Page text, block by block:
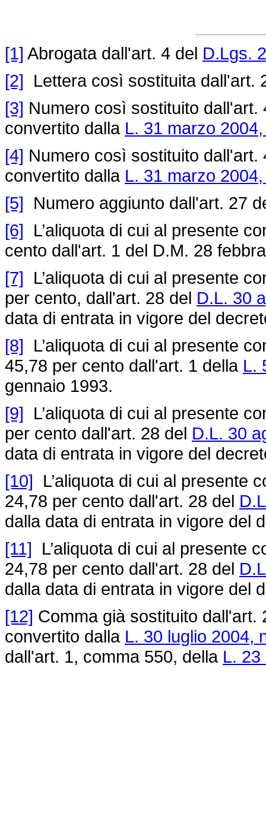
[1] Abrogata dall'art. 4 del D.Lgs.
[2] Lettera così sostituita dall'art.
[3] Numero così sostituito
convertito dalla L. 31 marzo
[4] Numero così sostituito
convertito dalla L. 31 marzo
[5] Numero aggiunto dall'art. 27
[6] L’aliquota di cui al presente
cento dall'art. 1 del D.M. 28
[7] L’aliquota di cui al presente
per cento, dall'art. 28 del D.L. 30
data di entrata in vigore del
[8] L’aliquota di cui al presente
45,78 per cento dall'art. 1 della L.
gennaio 1993.
[9] L’aliquota di cui al presente
per cento dall'art. 28 del D.L. 30
data di entrata in vigore del
[10] L’aliquota di cui al presente
24,78 per cento dall'art. 28 del
dalla data di entrata in vigore del
[11] L’aliquota di cui al presente
24,78 per cento dall'art. 28 del
dalla data di entrata in vigore del
[12] Comma già sostituito dall'art.
convertito dalla L. 30 luglio 2004,
dall'art. 1, comma 550, della L. 23